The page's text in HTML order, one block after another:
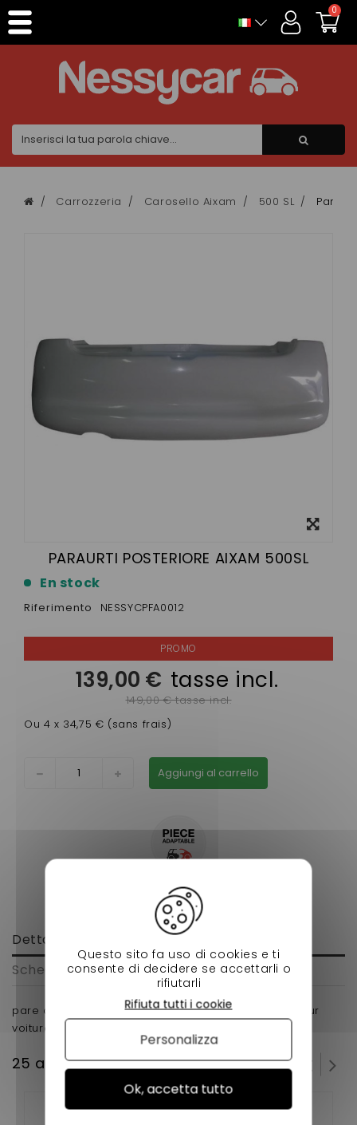
0
Carrozzeria Carosello Aixam 500 SL
PARAURTI POSTERIORE AIXAM 500SL
En stock
Riferimento NESSYCPFA0012
139,00 € tasse incl.
149,00 € tasse incl.
Ou 4 x 34,75 € (sans frais)
Aggiungi al carrello
Dettagli
Scheda tecnica
pare choc arriere aixam 500 sl en matière fibre pour
voiture sans permis
25 altri prodotti della stessa categoria:
Pannello di gestione dei cookies
Questo sito fa uso di cookies e ti
consente di decidere se accettarli o
rifiutarli
Ok, accetta tutto
Rifiuta tutti i cookie
Personalizza